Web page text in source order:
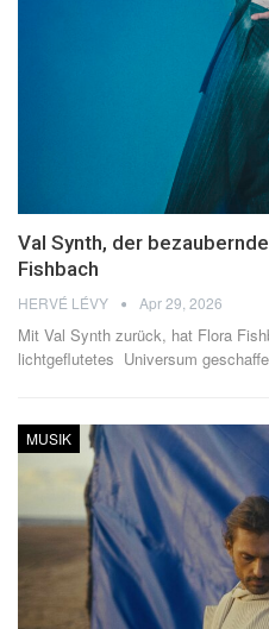
Val Synth, der
Fishbach
HERVÉ LÉVY Apr 29, 2026
Mit Val Synth zurück, hat Flora
lichtgeflutetes Universum
MUSIK